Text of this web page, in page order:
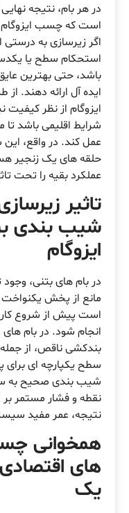
در هر بام، نتیجه
است که چسب ایزوگام
اگر زیرسازی به
استحکام سطح یا
باشد، حتی بهترین
ایده آل ارائه دهند. از
ایزوگام از نظر کیفیت
شرایط اقلیمی باشد
عمل کند. در واقع،
حلقه های یک زنجیر
عملکرد بقیه را تحت
تاثیر
شیب بندی
ایزوگام
در بام های بتنی،
مانع از پخش
است پیش از شروع
انجام شود. در بام
بندکشی ناقص، از
سطح یکپارچه ای
شیب بندی صحیح به
نقطه و فشار مستمر بر
نتیجه، عمر مفید
همخوانی
های
یک